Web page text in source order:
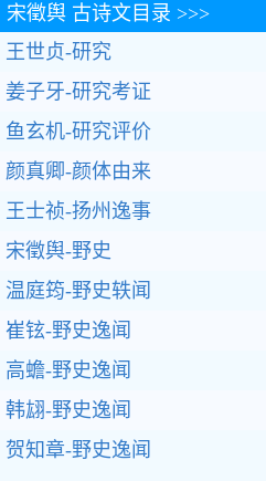
宋徵舆 古诗文目录 >>>
王世贞-研究
姜子牙-研究考证
鱼玄机-研究评价
颜真卿-颜体由来
王士祯-扬州逸事
宋徵舆-野史
温庭筠-野史轶闻
崔铉-野史逸闻
高蟾-野史逸闻
韩翃-野史逸闻
贺知章-野史逸闻